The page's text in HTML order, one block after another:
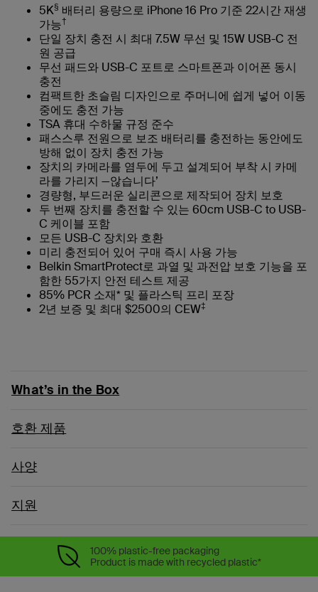
5K§ 배터리 용량으로 iPhone 16 Pro 기준 22시간 재생
가능†
단일 장치 충전 시 최대 7.5W 무선 및 15W USB-C 전
원 공급
무선 패드와 USB-C 포트로 스마트폰과 이어폰 동시
충전
컴팩트한 초슬림 디자인으로 주머니에 쉽게 넣어 이동
중에도 충전 가능
TSA 휴대 수하물 규정 준수
패스스루 전원으로 보조 배터리를 충전하는 동안에도
방해 없이 장치 충전 가능
장치의 카메라를 염두에 두고 설계되어 부착 시 카메
라를 가리지 —않습니다’
경량형, 부드러운 실리콘으로 제작되어 장치 보호
두 번째 장치를 충전할 수 있는 60cm USB-C to USB-
C 케이블 포함
모든 USB-C 장치와 호환
미리 충전되어 있어 구매 즉시 사용 가능
Belkin SmartProtect로 과열 및 과전압 보호 기능을 포
함한 55가지 안전 테스트 제공
85% PCR 소재* 및 플라스틱 프리 포장
2년 보증 및 최대 $2500의 CEW‡
What’s in the Box
호환 제품
사양
지원
100% plastic-free packaging
Product is made with recycled plastic*